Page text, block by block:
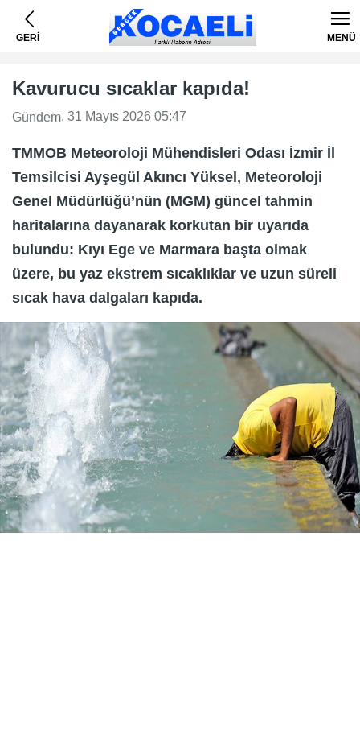
GERİ MENÜ
Kavurucu sıcaklar kapıda!
Gündem, 31 Mayıs 2026 05:47
TMMOB Meteoroloji Mühendisleri Odası İzmir İl
Temsilcisi Ayşegül Akıncı Yüksel, Meteoroloji
Genel Müdürlüğü’nün (MGM) güncel tahmin
haritalarına dayanarak korkutan bir uyarıda
bulundu: Kıyı Ege ve Marmara başta olmak
üzere, bu yaz ekstrem sıcaklıklar ve uzun süreli
sıcak hava dalgaları kapıda.